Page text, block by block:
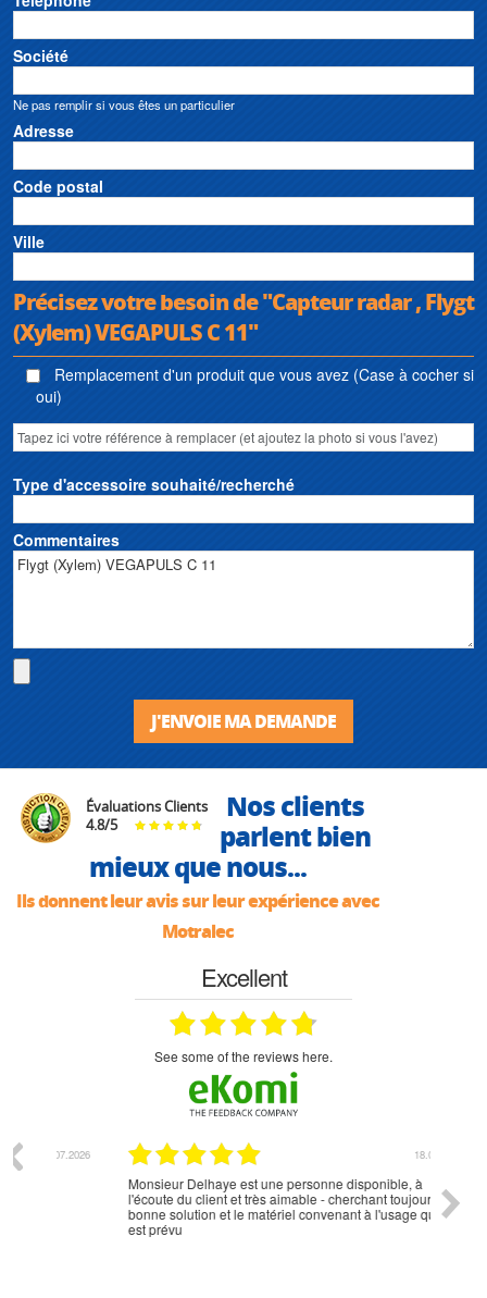
Société
Ne pas remplir si vous êtes un particulier
Adresse
Code postal
Ville
Précisez votre besoin de "Capteur radar , Flygt
(Xylem) VEGAPULS C 11"
Remplacement d'un produit que vous avez (Case à cocher si
oui)
Type d'accessoire souhaité/recherché
Commentaires
J'ENVOIE MA DEMANDE
Évaluations Clients
4.8/5
Nos clients
parlent bien
mieux que nous...
Ils donnent leur avis sur leur expérience avec
Motralec
Excellent
see some of the reviews here.
Monsieur Delhaye est une personne disponible, à
l'écoute du client et très aimable - cherchant toujours la
bonne solution et le matériel convenant à l'usage qui en